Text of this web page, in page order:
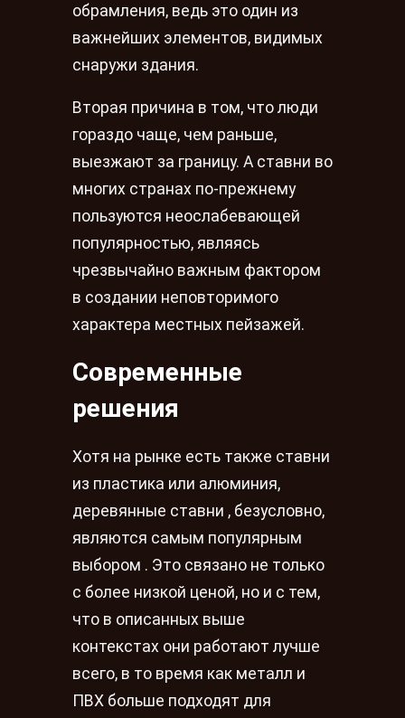
обрамления, ведь это один из
важнейших элементов, видимых
снаружи здания.
Вторая причина в том, что люди
гораздо чаще, чем раньше,
выезжают за границу. А ставни во
многих странах по-прежнему
пользуются неослабевающей
популярностью, являясь
чрезвычайно важным фактором
в создании неповторимого
характера местных пейзажей.
Современные
решения
Хотя на рынке есть также ставни
из пластика или алюминия,
деревянные ставни , безусловно,
являются самым популярным
выбором . Это связано не только
с более низкой ценой, но и с тем,
что в описанных выше
контекстах они работают лучше
всего, в то время как металл и
ПВХ больше подходят для